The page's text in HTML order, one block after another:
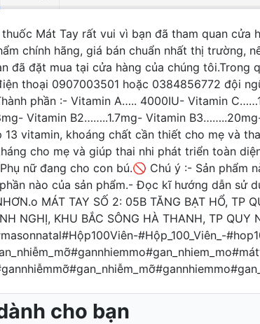
Mát Tay rất vui vì bạn đã tham quan
chính hãng, giá bán chuẩn nhất thị trường,
đã đặt mua tại cửa hàng của chúng
thoại 0907003501 hoặc 0384856772 đội
phần :- Vitamin A….. 4000IU- Vitamin
Vitamin B2……..1.7mg- Vitamin
13 vitamin, khoáng chất cần thiết cho mẹ và
cho mẹ và giúp thai nhi phát triển toàn
nữ đang cho con bú.🚫 Chú ý :- Sản
nào của sản phẩm.- Đọc kĩ hướng dẫn sử
MÁT TAY SỐ 2: 05B TĂNG BẠT HỔ, TP
NGHỊ, KHU BẮC SÔNG HÀ THANH, TP
#Hộp_100_Viên_-
cho bạn